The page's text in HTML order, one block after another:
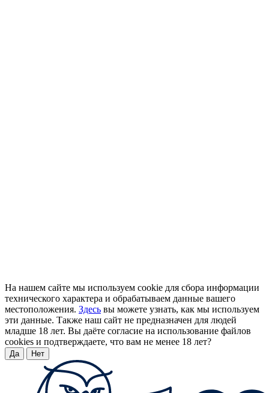
На нашем сайте мы используем cookie для сбора информации
технического характера и обрабатываем данные вашего
местоположения. Здесь вы можете узнать, как мы используем
эти данные. Также наш сайт не предназначен для людей
младше 18 лет. Вы даёте согласие на использование файлов
cookies и подтверждаете, что вам не менее 18 лет?
Да Нет